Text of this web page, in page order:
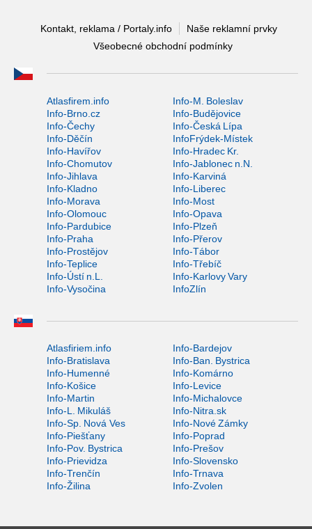
Kontakt, reklama / Portaly.info
Naše reklamní prvky
Všeobecné obchodní podmínky
Atlasfirem.info
Info-M. Boleslav
Info-Brno.cz
Info-Budějovice
Info-Čechy
Info-Česká Lípa
Info-Děčín
InfoFrýdek-Místek
Info-Havířov
Info-Hradec Kr.
Info-Chomutov
Info-Jablonec n.N.
Info-Jihlava
Info-Karviná
Info-Kladno
Info-Liberec
Info-Morava
Info-Most
Info-Olomouc
Info-Opava
Info-Pardubice
Info-Plzeň
Info-Praha
Info-Přerov
Info-Prostějov
Info-Tábor
Info-Teplice
Info-Třebíč
Info-Ústí n.L.
Info-Karlovy Vary
Info-Vysočina
InfoZlín
Atlasfiriem.info
Info-Bardejov
Info-Bratislava
Info-Ban. Bystrica
Info-Humenné
Info-Komárno
Info-Košice
Info-Levice
Info-Martin
Info-Michalovce
Info-L. Mikuláš
Info-Nitra.sk
Info-Sp. Nová Ves
Info-Nové Zámky
Info-Piešťany
Info-Poprad
Info-Pov. Bystrica
Info-Prešov
Info-Prievidza
Info-Slovensko
Info-Trenčín
Info-Trnava
Info-Žilina
Info-Zvolen